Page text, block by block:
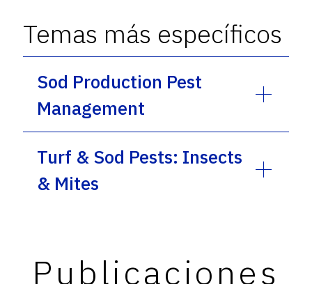
Temas más específicos
Sod Production Pest
Management
Turf & Sod Pests: Insects
& Mites
Publicaciones